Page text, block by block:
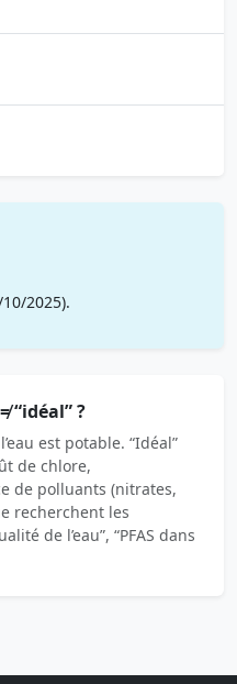
2025).
“idéal” ?
est potable. “Idéal”
de chlore,
de polluants (nitrates,
recherchent les
de l’eau”, “PFAS dans